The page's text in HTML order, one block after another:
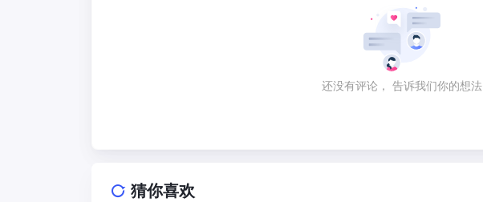
还没有评论， 告诉我们你的想法
猜你喜欢